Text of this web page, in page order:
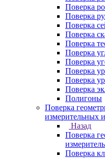
Поверка
Поверка
Поверка
Поверка
Поверка
Поверка
Поверка
Поверка
Поверка
Поверка
Полигоны
Поверка
измерительных
Назад
Поверка
Поверка